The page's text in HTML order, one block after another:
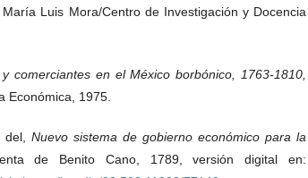
Luis Mora/Centro de Investigación y Docencia
comerciantes en el México borbónico, 1763-1810,
Económica, 1975.
del, Nuevo sistema de gobierno económico para la
de Benito Cano, 1789, versión digital en: